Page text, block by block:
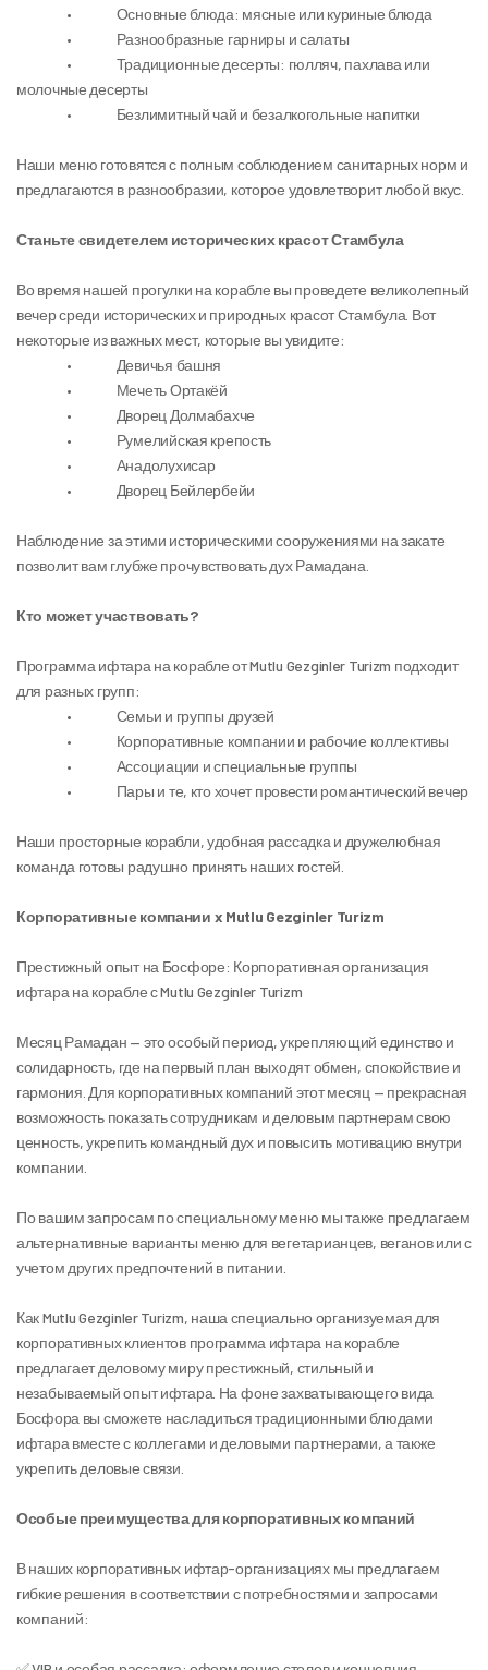
•               Основные блюда: мясные или куриные блюда
•               Разнообразные гарниры и салаты
•               Традиционные десерты: гюлляч, пахлава или
молочные десерты
•               Безлимитный чай и безалкогольные напитки
Наши меню готовятся с полным соблюдением санитарных норм и
предлагаются в разнообразии, которое удовлетворит любой вкус.
Станьте свидетелем исторических красот Стамбула
Во время нашей прогулки на корабле вы проведете великолепный
вечер среди исторических и природных красот Стамбула. Вот
некоторые из важных мест, которые вы увидите:
•               Девичья башня
•               Мечеть Ортакёй
•               Дворец Долмабахче
•               Румелийская крепость
•               Анадолухисар
•               Дворец Бейлербейи
Наблюдение за этими историческими сооружениями на закате
позволит вам глубже прочувствовать дух Рамадана.
Кто может участвовать?
Программа ифтара на корабле от Mutlu Gezginler Turizm подходит
для разных групп:
•               Семьи и группы друзей
•               Корпоративные компании и рабочие коллективы
•               Ассоциации и специальные группы
•               Пары и те, кто хочет провести романтический вечер
Наши просторные корабли, удобная рассадка и дружелюбная
команда готовы радушно принять наших гостей.
Корпоративные компании x Mutlu Gezginler Turizm
Престижный опыт на Босфоре: Корпоративная организация
ифтара на корабле с Mutlu Gezginler Turizm
Месяц Рамадан — это особый период, укрепляющий единство и
солидарность, где на первый план выходят обмен, спокойствие и
гармония. Для корпоративных компаний этот месяц — прекрасная
возможность показать сотрудникам и деловым партнерам свою
ценность, укрепить командный дух и повысить мотивацию внутри
компании.
По вашим запросам по специальному меню мы также предлагаем
альтернативные варианты меню для вегетарианцев, веганов или с
учетом других предпочтений в питании.
Как Mutlu Gezginler Turizm, наша специально организуемая для
корпоративных клиентов программа ифтара на корабле
предлагает деловому миру престижный, стильный и
незабываемый опыт ифтара. На фоне захватывающего вида
Босфора вы сможете насладиться традиционными блюдами
ифтара вместе с коллегами и деловыми партнерами, а также
укрепить деловые связи.
Особые преимущества для корпоративных компаний
В наших корпоративных ифтар-организациях мы предлагаем
гибкие решения в соответствии с потребностями и запросами
компаний: